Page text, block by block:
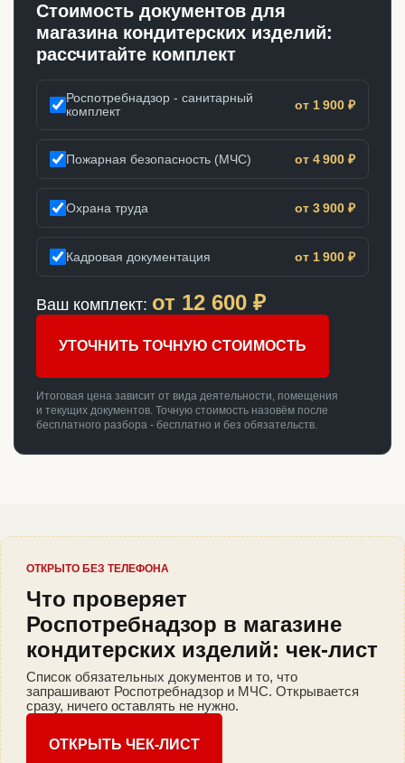
Стоимость документов для
магазина кондитерских изделий:
рассчитайте комплект
Роспотребнадзор - санитарный
комплект
от 1 900 ₽
Пожарная безопасность (МЧС) от 4 900 ₽
Охрана труда от 3 900 ₽
Кадровая документация от 1 900 ₽
Ваш комплект: от 12 600 ₽
УТОЧНИТЬ ТОЧНУЮ СТОИМОСТЬ
Итоговая цена зависит от вида деятельности, помещения
и текущих документов. Точную стоимость назовём после
бесплатного разбора - бесплатно и без обязательств.
ОТКРЫТО БЕЗ ТЕЛЕФОНА
Что проверяет
Роспотребнадзор в магазине
кондитерских изделий: чек-лист
Список обязательных документов и то, что
запрашивают Роспотребнадзор и МЧС. Открывается
сразу, ничего оставлять не нужно.
ОТКРЫТЬ ЧЕК-ЛИСТ